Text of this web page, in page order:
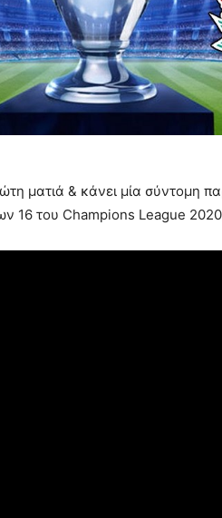
ματιά & κάνει μία σύντομη
16 του Champions League